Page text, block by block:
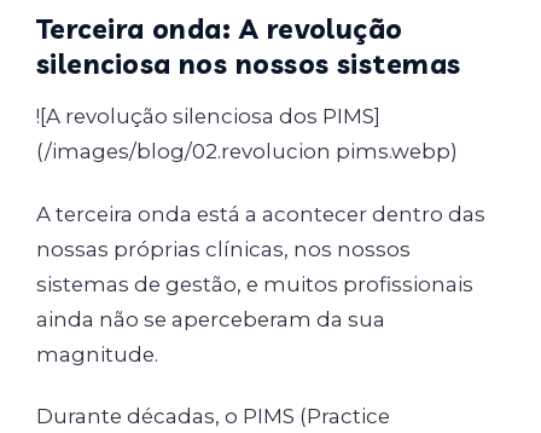
Terceira onda: A revolução
silenciosa nos nossos sistemas
![A revolução silenciosa dos PIMS]
(/images/blog/02.revolucion pims.webp)
A terceira onda está a acontecer dentro das
nossas próprias clínicas, nos nossos
sistemas de gestão, e muitos profissionais
ainda não se aperceberam da sua
magnitude.
Durante décadas, o PIMS (Practice